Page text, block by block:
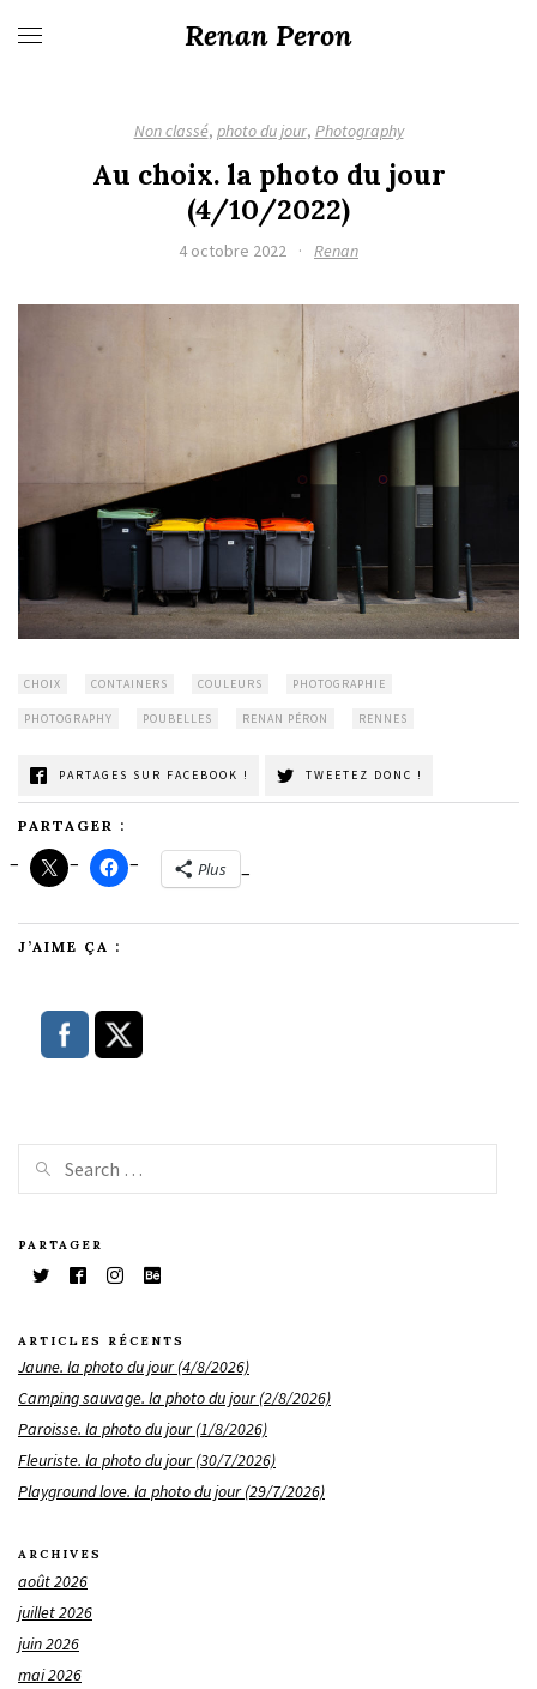
Renan Peron
Non classé, photo du jour, Photography
Au choix. la photo du jour
(4/10/2022)
4 octobre 2022 · Renan
CHOIX CONTAINERS COULEURS PHOTOGRAPHIE
PHOTOGRAPHY POUBELLES RENAN PÉRON RENNES
PARTAGES SUR FACEBOOK ! TWEETEZ DONC !
PARTAGER :
Plus
J’AIME ÇA :
PARTAGER
ARTICLES RÉCENTS
Jaune. la photo du jour (4/8/2026)
Camping sauvage. la photo du jour (2/8/2026)
Paroisse. la photo du jour (1/8/2026)
Fleuriste. la photo du jour (30/7/2026)
Playground love. la photo du jour (29/7/2026)
ARCHIVES
août 2026
juillet 2026
juin 2026
mai 2026